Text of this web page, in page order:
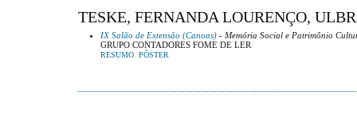
TESKE, FERNANDA LOURENÇO,
IX Salão de Extensão (Canoas) - Memória Social e Patrimônio
GRUPO CONTADORES FOME DE LER
RESUMO PÔSTER